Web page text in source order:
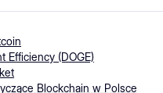
Efficiency (DOGE)
Blockchain w Polsce